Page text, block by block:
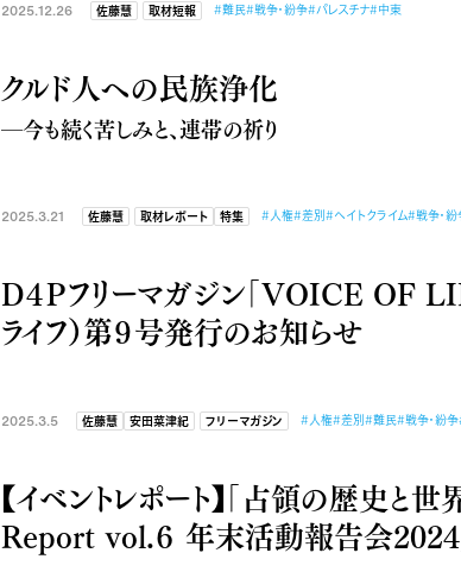
2025.12.26 佐藤慧 取材短報 #難民#戦争・紛争#パレスチナ#中東
クルド人への民族浄化
―今も続く苦しみと、連帯の祈り
2025.3.21 佐藤慧 取材レポート 特集 #人権#差別#ヘイトクライム#戦争・紛
D４Pフリーマガジン「VOICE OF
ライフ）第９号発行のお知らせ
2025.3.5 佐藤慧 安田菜津紀 フリーマガジン #人権#差別#難民#戦争・紛争
【イベントレポート】「占領の歴史と
Report vol.６ 年末活動報告会